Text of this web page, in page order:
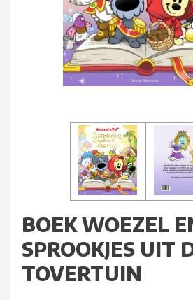
BOEK WOEZEL
SPROOKJES UIT
TOVERTUIN